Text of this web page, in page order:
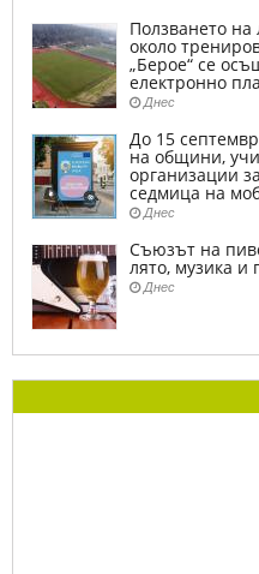
Ползването на
около
„Берое“ се
електронно
Днес
До 15
на общини,
организации
седмица на
Днес
Съюзът на
лято, музика и
Днес